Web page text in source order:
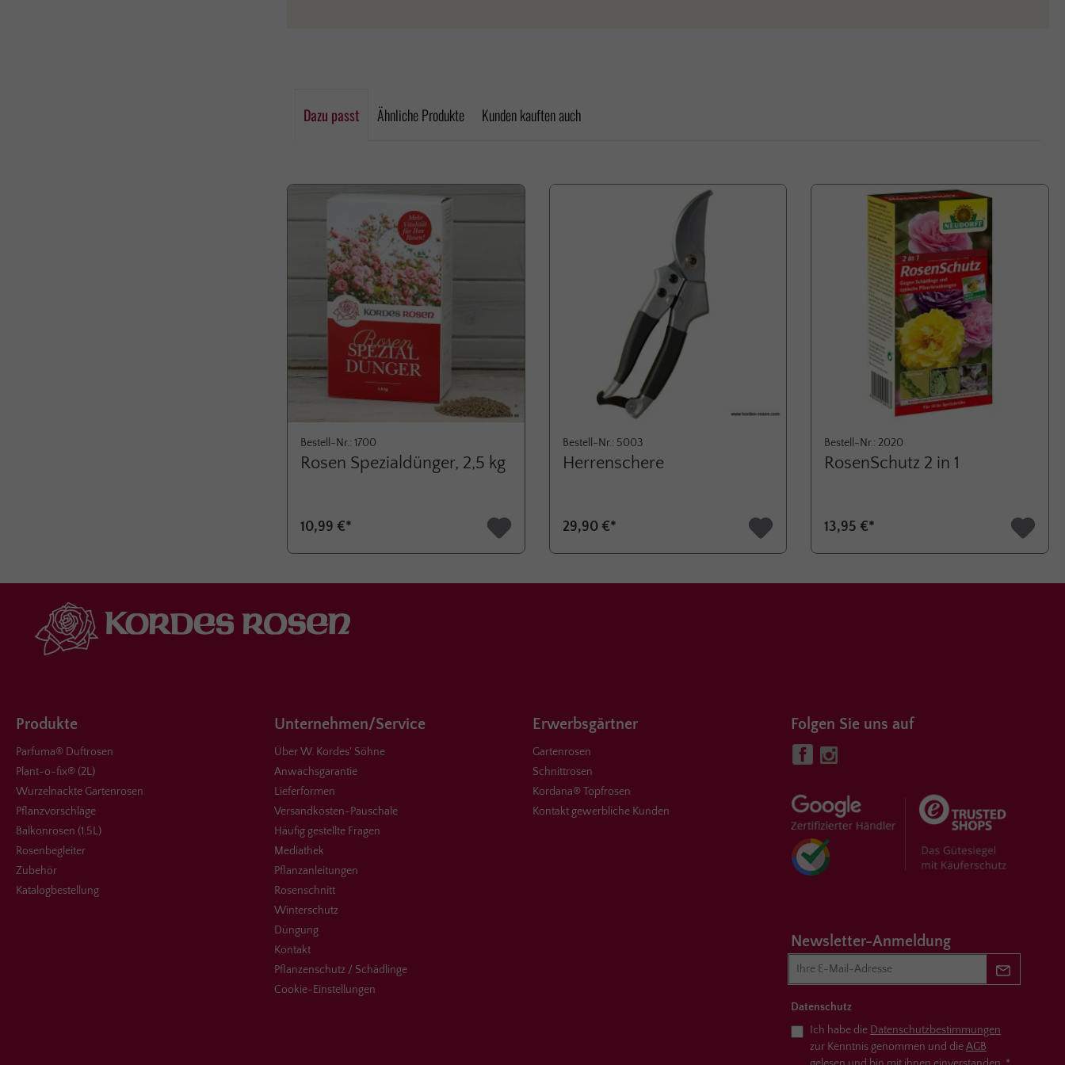
Dazu passt Ähnliche Produkte Kunden kauften auch
Bestell-Nr.: 1700
Rosen Spezialdünger, 2,5 kg
10,99 €*
Bestell-Nr.: 5003
Herrenschere
29,90 €*
Bestell-Nr.: 2020
RosenSchutz 2 in 1
13,95 €*
Produkte
Parfuma® Duftrosen
Plant-o-fix® (2L)
Wurzelnackte Gartenrosen
Pflanzvorschläge
Balkonrosen (1,5L)
Rosenbegleiter
Zubehör
Katalogbestellung
Unternehmen/Service
Über W. Kordes' Söhne
Anwachsgarantie
Lieferformen
Versandkosten-Pauschale
Häufig gestellte Fragen
Mediathek
Pflanzanleitungen
Rosenschnitt
Winterschutz
Düngung
Kontakt
Pflanzenschutz / Schädlinge
Cookie-Einstellungen
Erwerbsgärtner
Gartenrosen
Schnittrosen
Kordana® Topfrosen
Kontakt gewerbliche Kunden
Folgen Sie uns auf
Newsletter-Anmeldung
Newsletter
Datenschutz
Ich habe die Datenschutzbestimmungen
zur Kenntnis genommen und dieAGB